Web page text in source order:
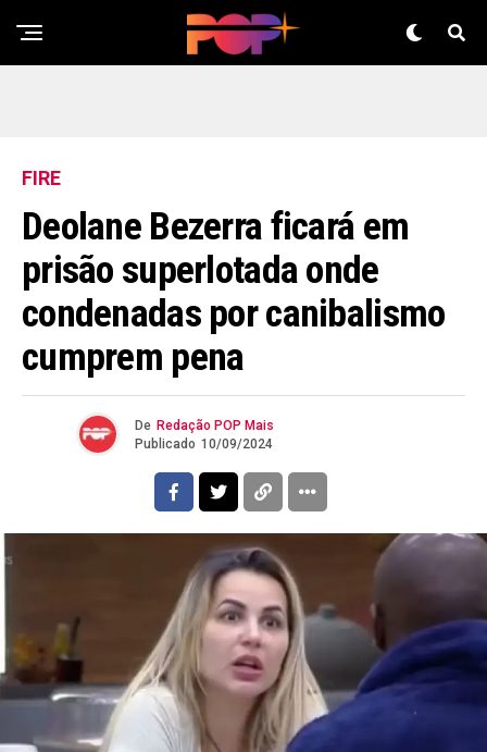
FIRE
Deolane Bezerra ficará em
prisão superlotada onde
condenadas por canibalismo
cumprem pena
De Redação POP Mais
Publicado 10/09/2024